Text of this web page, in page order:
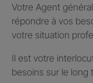
Votre Agent
répondre à vos
votre situation
Il est votre
besoins sur le long